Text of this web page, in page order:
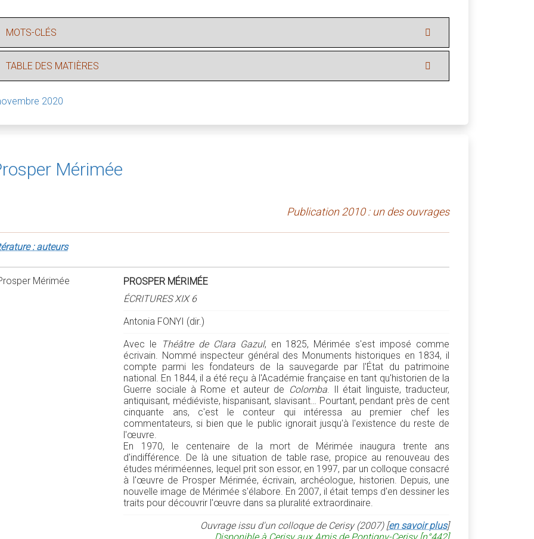
MOTS-CLÉS
TABLE DES MATIÈRES
2020
Mérimée
Publication 2010 : un des ouvrages
: auteurs
PROSPER MÉRIMÉE
ÉCRITURES XIX 6
Antonia FONYI (dir.)
Avec le
Théâtre de Clara Gazul, en 1825, Mérimée s'est imposé comme
écrivain. Nommé inspecteur général des Monuments historiques en 1834, il
compte parmi les fondateurs de la sauvegarde par l'État du patrimoine
national. En 1844, il a été reçu à l'Académie française en tant qu'historien de la
Guerre sociale à Rome et auteur de Colomba. Il était linguiste, traducteur,
antiquisant, médiéviste, hispanisant, slavisant… Pourtant, pendant près de cent
cinquante ans, c'est le conteur qui intéressa au premier chef les
commentateurs, si bien que le public ignorait jusqu'à l'existence du reste de
l'œuvre.
En 1970, le centenaire de la mort de Mérimée inaugura trente ans
d'indifférence. De là une situation de table rase, propice au renouveau des
études mériméennes, lequel prit son essor, en 1997, par un colloque consacré
à l'œuvre de Prosper Mérimée, écrivain, archéologue, historien. Depuis, une
nouvelle image de Mérimée s'élabore. En 2007, il était temps d'en dessiner les
traits pour découvrir l'œuvre dans sa pluralité extraordinaire.
Ouvrage issu d'un colloque de Cerisy (2007) [en savoir plus]